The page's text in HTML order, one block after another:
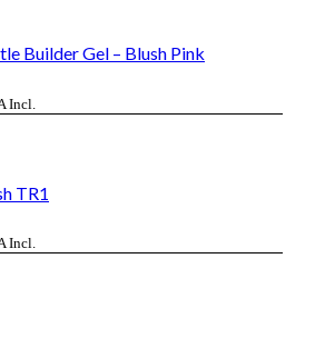
Builder Gel – Blush Pink
Incl.
TR1
Incl.